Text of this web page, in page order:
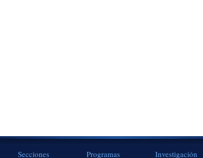
Secciones Programas Investigación